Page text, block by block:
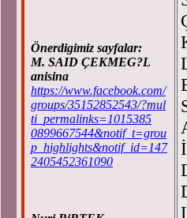
Önerdigimiz sayfalar:
M. SAID ÇEKMEG?L
anisina
https://www.facebook.com/
groups/35152852543/?mul
ti_permalinks=1015385
0899667544&notif_t=grou
p_highlights&notif_id=147
2405452361090